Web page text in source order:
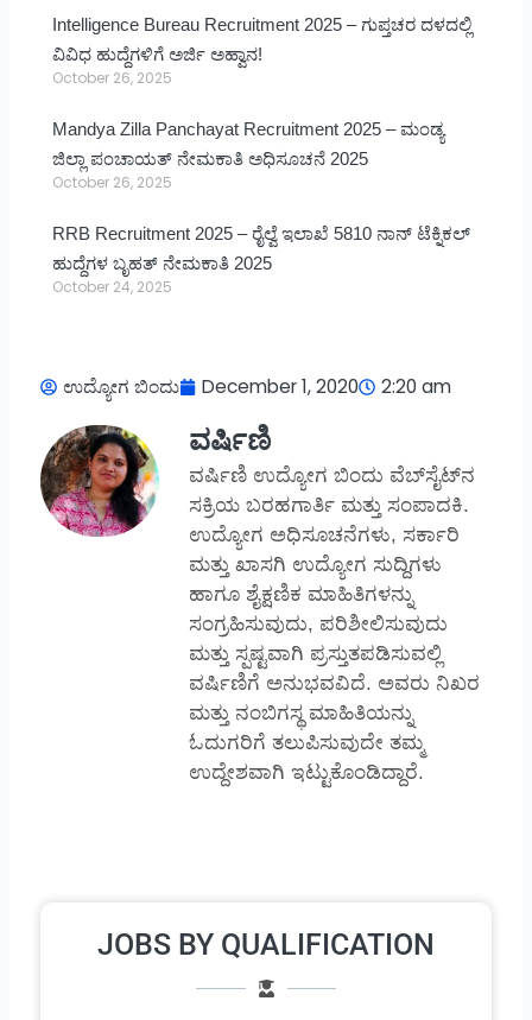
Intelligence Bureau Recruitment 2025 – ಗುಪ್ತಚರ ದಳದಲ್ಲಿ
ವಿವಿಧ ಹುದ್ದೆಗಳಿಗೆ ಅರ್ಜಿ ಅಹ್ವಾನ!
October 26, 2025
Mandya Zilla Panchayat Recruitment 2025 – ಮಂಡ್ಯ
ಜಿಲ್ಲಾ ಪಂಚಾಯತ್ ನೇಮಕಾತಿ ಅಧಿಸೂಚನೆ 2025
October 26, 2025
RRB Recruitment 2025 – ರೈಲ್ವೆ ಇಲಾಖೆ 5810 ನಾನ್ ಟೆಕ್ನಿಕಲ್
ಹುದ್ದೆಗಳ ಬೃಹತ್ ನೇಮಕಾತಿ 2025
October 24, 2025
ಉದ್ಯೋಗ ಬಿಂದು December 1, 2020 2:20 am
ವರ್ಷಿಣಿ
ವರ್ಷಿಣಿ ಉದ್ಯೋಗ ಬಿಂದು ವೆಬ್‌ಸೈಟ್‌ನ
ಸಕ್ರಿಯ ಬರಹಗಾರ್ತಿ ಮತ್ತು ಸಂಪಾದಕಿ.
ಉದ್ಯೋಗ ಅಧಿಸೂಚನೆಗಳು, ಸರ್ಕಾರಿ
ಮತ್ತು ಖಾಸಗಿ ಉದ್ಯೋಗ ಸುದ್ದಿಗಳು
ಹಾಗೂ ಶೈಕ್ಷಣಿಕ ಮಾಹಿತಿಗಳನ್ನು
ಸಂಗ್ರಹಿಸುವುದು, ಪರಿಶೀಲಿಸುವುದು
ಮತ್ತು ಸ್ಪಷ್ಟವಾಗಿ ಪ್ರಸ್ತುತಪಡಿಸುವಲ್ಲಿ
ವರ್ಷಿಣಿಗೆ ಅನುಭವವಿದೆ. ಅವರು ನಿಖರ
ಮತ್ತು ನಂಬಿಗಸ್ಥ ಮಾಹಿತಿಯನ್ನು
ಓದುಗರಿಗೆ ತಲುಪಿಸುವುದೇ ತಮ್ಮ
ಉದ್ದೇಶವಾಗಿ ಇಟ್ಟುಕೊಂಡಿದ್ದಾರೆ.
JOBS BY QUALIFICATION